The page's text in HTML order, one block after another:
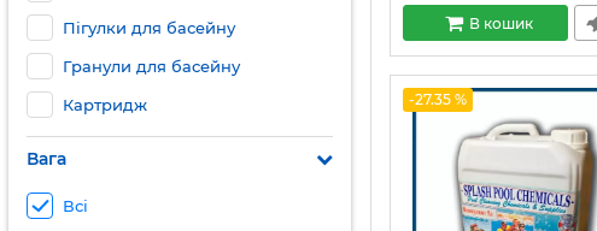
Пігулки для басейну
Гранули для басейну
Картридж
Вага
Всі
В кошик
-27.35 %